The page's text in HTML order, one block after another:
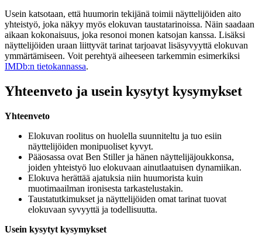
Usein katsotaan, että huumorin tekijänä toimii näyttelijöiden aito
yhteistyö, joka näkyy myös elokuvan taustatarinoissa. Näin saadaan
aikaan kokonaisuus, joka resonoi monen katsojan kanssa. Lisäksi
näyttelijöiden uraan liittyvät tarinat tarjoavat lisäsyvyyttä elokuvan
ymmärtämiseen. Voit perehtyä aiheeseen tarkemmin esimerkiksi
IMDb:n tietokannassa.
Yhteenveto ja usein kysytyt kysymykset
Yhteenveto
Elokuvan roolitus on huolella suunniteltu ja tuo esiin
näyttelijöiden monipuoliset kyvyt.
Pääosassa ovat Ben Stiller ja hänen näyttelijäjoukkonsa,
joiden yhteistyö luo elokuvaan ainutlaatuisen dynamiikan.
Elokuva herättää ajatuksia niin huumorista kuin
muotimaailman ironisesta tarkastelustakin.
Taustatutkimukset ja näyttelijöiden omat tarinat tuovat
elokuvaan syvyyttä ja todellisuutta.
Usein kysytyt kysymykset